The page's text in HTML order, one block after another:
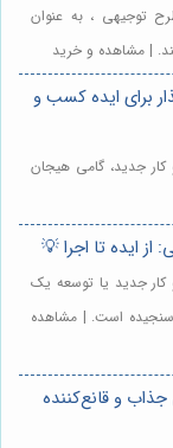
توجیهی ، به عنوان
| مشاهده و خرید
برای ایده کسب و
جدید، گامی هیجان
ایده تا اجرا 💡
جدید یا توسعه یک
سنجیده است. | مشاهده
و قانع‌کننده